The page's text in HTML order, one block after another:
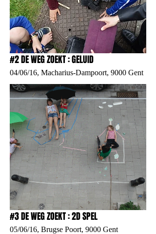
#3 DE WEG ZOEKT : 2D SPEL
05/06/16, Brugse Poort, 9000 Gent
#2 DE WEG ZOEKT : GELUID
04/06/16, Macharius-Dampoort, 9000 Gent